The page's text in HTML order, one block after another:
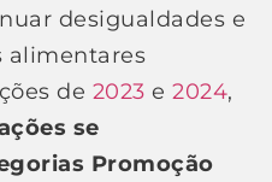
desigualdades e
alimentares
de 2023 e 2024,
se
Promoção